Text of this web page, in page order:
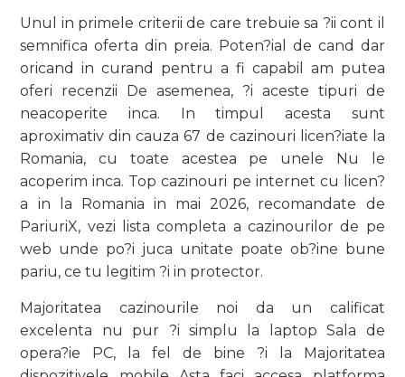
Unul in primele criterii de care trebuie sa ?ii cont il
semnifica oferta din preia. Poten?ial de cand dar
oricand in curand pentru a fi capabil am putea
oferi recenzii De asemenea, ?i aceste tipuri de
neacoperite inca. In timpul acesta sunt
aproximativ din cauza 67 de cazinouri licen?iate la
Romania, cu toate acestea pe unele Nu le
acoperim inca. Top cazinouri pe internet cu licen?
a in la Romania in mai 2026, recomandate de
PariuriX, vezi lista completa a cazinourilor de pe
web unde po?i juca unitate poate ob?ine bune
pariu, ce tu legitim ?i in protector.
Majoritatea cazinourile noi da un calificat
excelenta nu pur ?i simplu la laptop Sala de
opera?ie PC, la fel de bine ?i la Majoritatea